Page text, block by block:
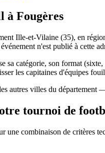
à Fougères
Ille-et-Vilaine (35), en
n'est publié à cette
sa catégorie, son format
les capitaines d'équipes
autres villes du
tournoi de
une combinaison de critères